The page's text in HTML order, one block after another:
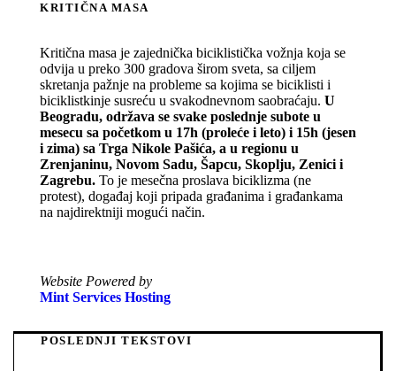
KRITIČNA MASA
Kritična masa je zajednička biciklistička vožnja koja se
odvija u preko 300 gradova širom sveta, sa ciljem
skretanja pažnje na probleme sa kojima se biciklisti i
biciklistkinje susreću u svakodnevnom saobraćaju. U
Beogradu, održava se svake poslednje subote u
mesecu sa početkom u 17h (proleće i leto) i 15h (jesen
i zima) sa Trga Nikole Pašića, a u regionu u
Zrenjaninu, Novom Sadu, Šapcu, Skoplju, Zenici i
Zagrebu. To je mesečna proslava biciklizma (ne
protest), događaj koji pripada građanima i građankama
na najdirektniji mogući način.
Website Powered by
Mint Services Hosting
POSLEDNJI TEKSTOVI